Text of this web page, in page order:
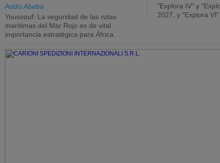
Addis Abeba
Youssouf: La seguridad de las rutas
marítimas del Mar Rojo es de vital
importancia estratégica para África.
"Explora IV" y
2027, y "Explora